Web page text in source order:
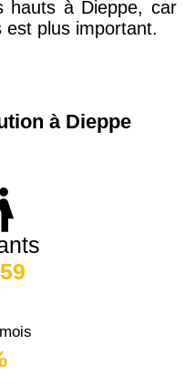
hauts à Dieppe, car
est plus important.
à Dieppe